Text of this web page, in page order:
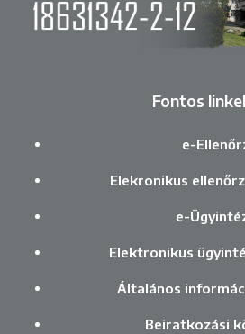
Fontos
e-
Elekronikus
e-
Elektronikus
Általános
Beiratkozási